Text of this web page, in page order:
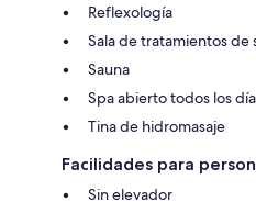
Reflexología
Sala de tratamientos de
Sauna
Spa abierto todos los
Tina de hidromasaje
Facilidades para
Sin elevador